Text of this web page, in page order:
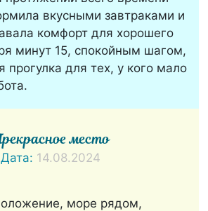
вкусными завтраками и
комфорт для хорошего
минут 15, спокойным шагом,
прогулка для тех, у кого мало
место
Дата: 14.08.2024
море рядом,